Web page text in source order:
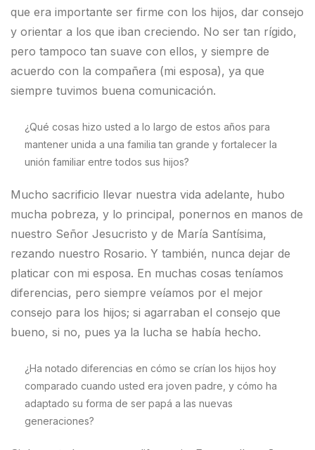
que era importante ser firme con los hijos, dar consejo
y orientar a los que iban creciendo. No ser tan rígido,
pero tampoco tan suave con ellos, y siempre de
acuerdo con la compañera (mi esposa), ya que
siempre tuvimos buena comunicación.
¿Qué cosas hizo usted a lo largo de estos años para
mantener unida a una familia tan grande y fortalecer la
unión familiar entre todos sus hijos?
Mucho sacrificio llevar nuestra vida adelante, hubo
mucha pobreza, y lo principal, ponernos en manos de
nuestro Señor Jesucristo y de María Santísima,
rezando nuestro Rosario. Y también, nunca dejar de
platicar con mi esposa. En muchas cosas teníamos
diferencias, pero siempre veíamos por el mejor
consejo para los hijos; si agarraban el consejo que
bueno, si no, pues ya la lucha se había hecho.
¿Ha notado diferencias en cómo se crían los hijos hoy
comparado cuando usted era joven padre, y cómo ha
adaptado su forma de ser papá a las nuevas
generaciones?